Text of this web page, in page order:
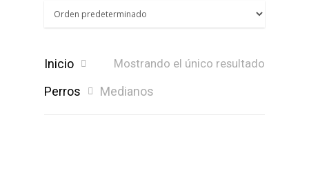
Mostrando el único resultado
Inicio
Perros
Medianos